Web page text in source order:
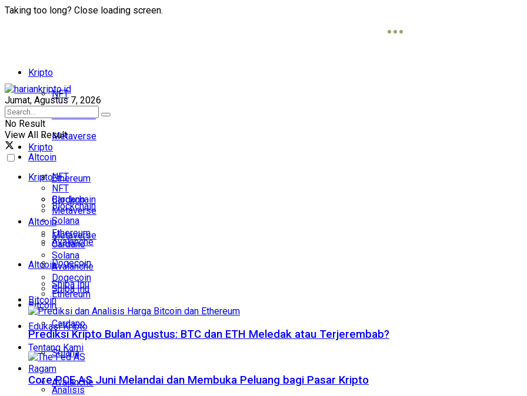
Taking too long? Close loading screen.
Kripto
NFT
Blockchain
Metaverse
Altcoin
Ethereum
Cardano
Solana
Avalanche
Dogecoin
Shiba Inu
Bitcoin
Edukasi Kripto
Tentang Kami
Ragam
Analisis
Jumat, Agustus 7, 2026
No Result
View All Result
Kripto
NFT
Blockchain
Metaverse
Altcoin
Ethereum
Cardano
Solana
Avalanche
Kripto
NFT
Blockchain
Metaverse
Altcoin
Ethereum
Cardano
Solana
Avalanche
Dogecoin
Shiba Inu
Bitcoin
Prediksi Kripto Bulan Agustus: BTC dan ETH Meledak atau Terjerembab?
Core PCE AS Juni Melandai dan Membuka Peluang bagi Pasar Kripto